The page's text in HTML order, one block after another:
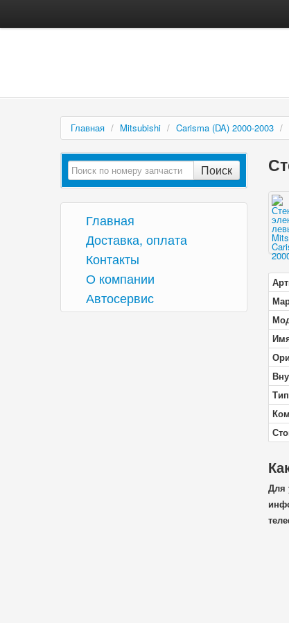
Главная / Mitsubishi / Carisma (DA) 2000-2003 /
Поиск
Главная
Доставка, оплата
Контакты
О компании
Автосервис
Для